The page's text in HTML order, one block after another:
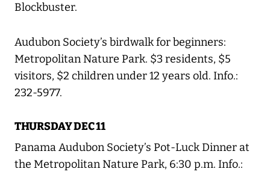
Blockbuster.
Audubon Society’s birdwalk for beginners:
Metropolitan Nature Park. $3 residents, $5
visitors, $2 children under 12 years old. Info.:
232-5977.
THURSDAY DEC 11
Panama Audubon Society’s Pot-Luck Dinner at
the Metropolitan Nature Park, 6:30 p.m. Info.: